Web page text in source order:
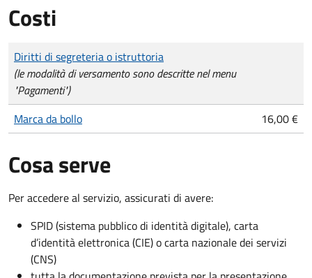
Costi
Tipo di pagamento
Importo
Diritti di segreteria o istruttoria
(le modalità di versamento sono descritte nel menu
"Pagamenti")
Marca da bollo
16,00 €
Cosa serve
Per accedere al servizio, assicurati di avere:
SPID (sistema pubblico di identità digitale), carta
d’identità elettronica (CIE) o carta nazionale dei servizi
(CNS)